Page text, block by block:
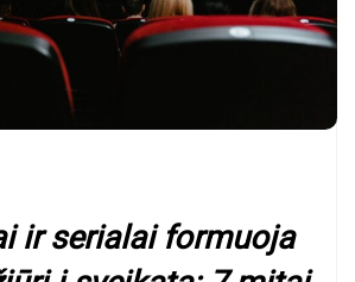
ir serialai formuoja